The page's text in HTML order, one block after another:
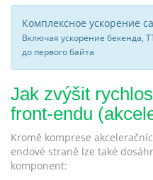
Комплексное ускорение
Включая ускорение бекенда,
до первого байта
Jak zvýšit
front-endu
Kromě komprese
endové straně lze také
komponent: